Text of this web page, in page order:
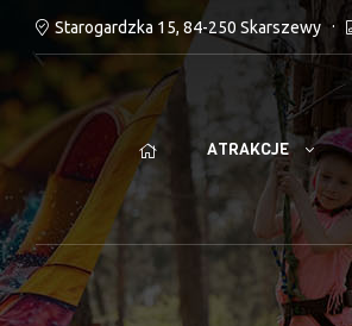
Starogardzka 15, 84-250 Skarszewy
ATRAKCJE